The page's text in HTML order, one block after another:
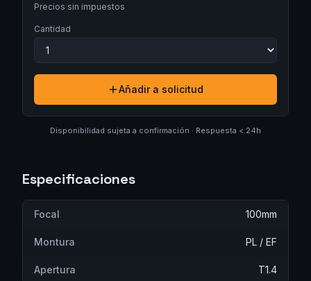
Precios sin impuestos
Cantidad
Añadir a solicitud
Disponibilidad sujeta a confirmación · Respuesta < 24h
Especificaciones
Focal 100mm
Montura PL / EF
Apertura T1.4